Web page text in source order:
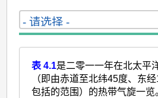
表 4.1是二零一一年在北太平
（即由赤道至北纬45度、东
包括的范围）的热带气旋一览